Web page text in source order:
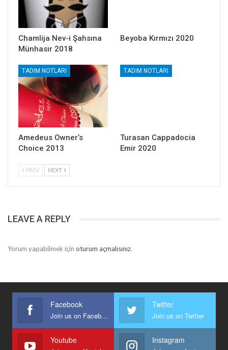
Chamlija Nev-i Şahsına
Münhasır 2018
Beyoba Kırmızı 2020
TADIM NOTLARI
Amedeus Owner’s
Choice 2013
TADIM NOTLARI
Turasan Cappadocia
Emir 2020
PREV NEXT
LEAVE A REPLY
Yorum yapabilmek için oturum açmalısınız.
Facebook
Join us on Facebook
Twitter
Join us on Twitter
Youtube Instagram